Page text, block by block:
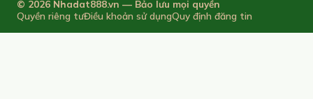
© 2026 Nhadat888.vn — Bảo lưu mọi quyền
Quyền riêng tưĐiều khoản sử dụngQuy định đăng tin